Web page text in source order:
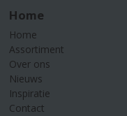
Home
Home
Assortiment
Over ons
Nieuws
Inspiratie
Contact